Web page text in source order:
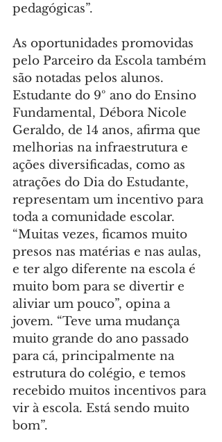
pedagógicas”.
As oportunidades promovidas
pelo Parceiro da Escola também
são notadas pelos alunos.
Estudante do 9º ano do Ensino
Fundamental, Débora Nicole
Geraldo, de 14 anos, afirma que
melhorias na infraestrutura e
ações diversificadas, como as
atrações do Dia do Estudante,
representam um incentivo para
toda a comunidade escolar.
“Muitas vezes, ficamos muito
presos nas matérias e nas aulas,
e ter algo diferente na escola é
muito bom para se divertir e
aliviar um pouco”, opina a
jovem. “Teve uma mudança
muito grande do ano passado
para cá, principalmente na
estrutura do colégio, e temos
recebido muitos incentivos para
vir à escola. Está sendo muito
bom”.